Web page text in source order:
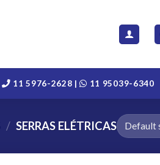
11 5976-2628 | 11 95039-6340
/ SERRAS ELÉTRICAS